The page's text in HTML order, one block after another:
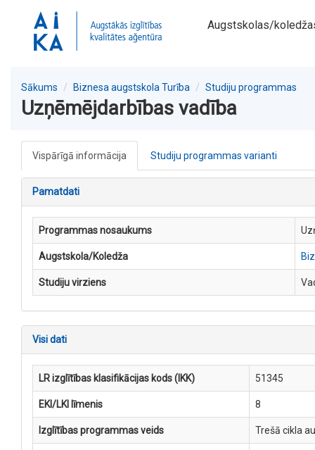
Augstskolas/
Sākums Biznesa augstskola Turība Studiju programmas
Uzņēmējdarbības vadība
Vispārīgā informācija Studiju programmas varianti
Pamatdati
Programmas nosaukums
Augstskola/Koledža
Studiju virziens
Visi dati
LR izglītības klasifikācijas kods (IKK) 51345
EKI/LKI līmenis 8
Izglītības programmas veids Trešā cikla